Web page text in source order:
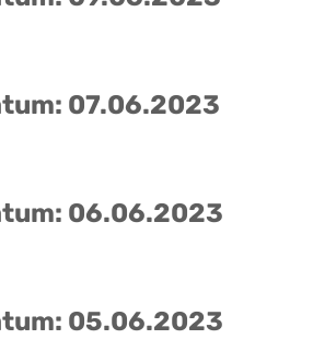
07.06.2023
06.06.2023
05.06.2023